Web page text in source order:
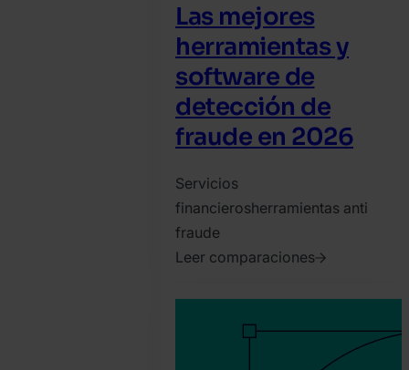
Las mejores
herramientas y
software de
detección de
fraude en 2026
Servicios
financierosherramientas anti
fraude
Leer comparaciones